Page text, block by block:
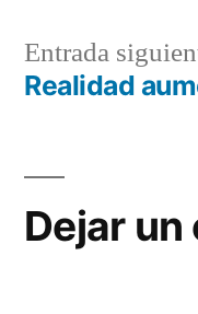
entradas
Entrada
Realidad
Dejar